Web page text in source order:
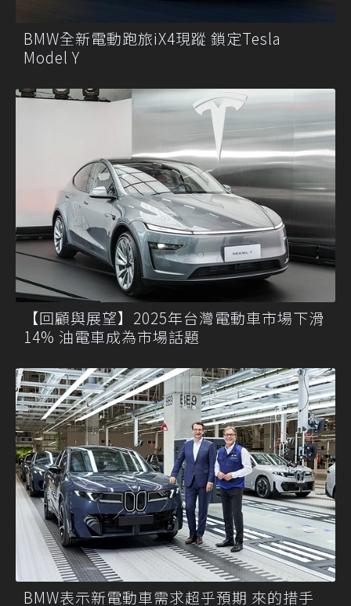
BMW全新電動跑旅iX4現蹤 鎖定Tesla
Model Y
【回顧與展望】2025年台灣電動車市場下滑
14% 油電車成為市場話題
BMW表示新電動車需求超乎預期 來的措手